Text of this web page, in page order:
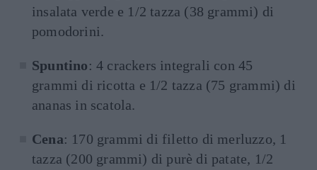
insalata verde e 1/2 tazza (38 grammi) di
pomodorini.
Spuntino: 4 crackers integrali con 45
grammi di ricotta e 1/2 tazza (75 grammi) di
ananas in scatola.
Cena: 170 grammi di filetto di merluzzo, 1
tazza (200 grammi) di purè di patate, 1/2